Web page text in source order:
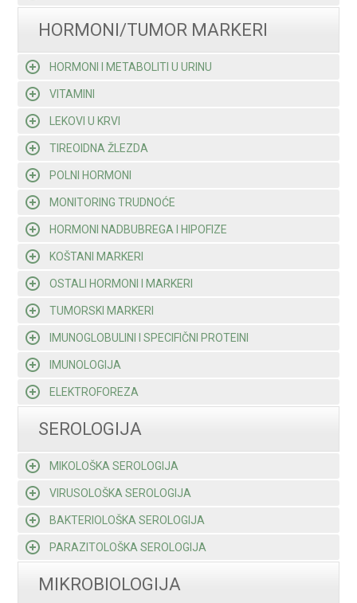
HORMONI/TUMOR MARKERI
HORMONI I METABOLITI U URINU
VITAMINI
LEKOVI U KRVI
TIREOIDNA ŽLEZDA
POLNI HORMONI
MONITORING TRUDNOĆE
HORMONI NADBUBREGA I HIPOFIZE
KOŠTANI MARKERI
OSTALI HORMONI I MARKERI
TUMORSKI MARKERI
IMUNOGLOBULINI I SPECIFIČNI PROTEINI
IMUNOLOGIJA
ELEKTROFOREZA
SEROLOGIJA
MIKOLOŠKA SEROLOGIJA
VIRUSOLOŠKA SEROLOGIJA
BAKTERIOLOŠKA SEROLOGIJA
PARAZITOLOŠKA SEROLOGIJA
MIKROBIOLOGIJA